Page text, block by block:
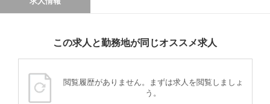
この求人と勤務地が同じオススメ求人
閲覧履歴がありません。まずは求人を閲覧しましょ
う。